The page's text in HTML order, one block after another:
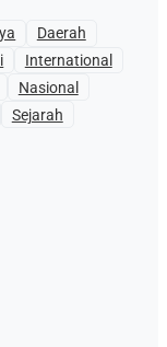
Daerah
International
Nasional
Sejarah